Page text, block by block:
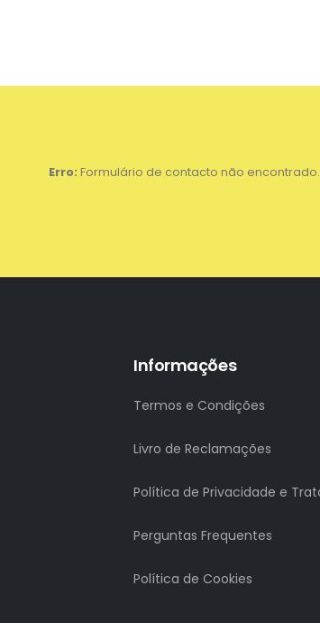
Erro: Formulário de contacto não encontrado.
Informações
Termos e Condições
Livro de Reclamações
Política de Privacidade e
Perguntas Frequentes
Política de Cookies